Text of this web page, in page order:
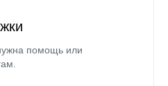
помощь или